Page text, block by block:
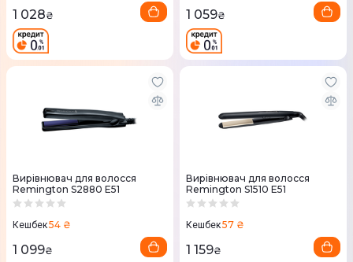
1 028₴ 1 059₴
Вирівнювач для волосся
Remington S2880 E51
Кешбек54 ₴
1 099₴
Вирівнювач для волосся
Remington S1510 E51
Кешбек57 ₴
1 159₴